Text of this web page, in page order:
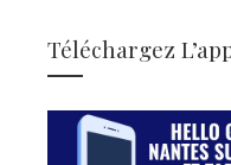
Téléchargez